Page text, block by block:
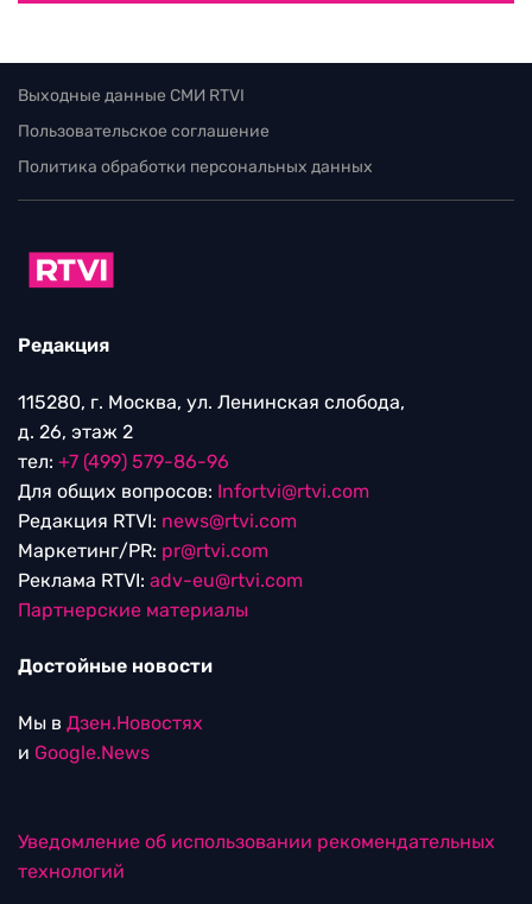
Выходные данные СМИ RTVI
Пользовательское соглашение
Политика обработки персональных данных
Редакция
115280, г. Москва, ул. Ленинская слобода,
д. 26, этаж 2
тел: +7 (499) 579-86-96
Для общих вопросов: Infortvi@rtvi.com
Редакция RTVI: news@rtvi.com
Маркетинг/PR: pr@rtvi.com
Реклама RTVI: adv-eu@rtvi.com
Партнерские материалы
Достойные новости
Мы в Дзен.Новостях
и Google.News
Уведомление об использовании рекомендательных
технологий